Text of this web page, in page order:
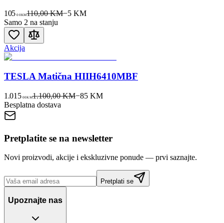
105 00KM110,00 KM−5 KM
Samo 2 na stanju
Akcija
TESLA Matična HIIH6410MBF
1.015 00KM1.100,00 KM−85KM
Besplatna dostava
Pretplatite se na newsletter
Novi proizvodi, akcije i ekskluzivne ponude — prvi saznajte.
Pretplati se
Upoznajte nas